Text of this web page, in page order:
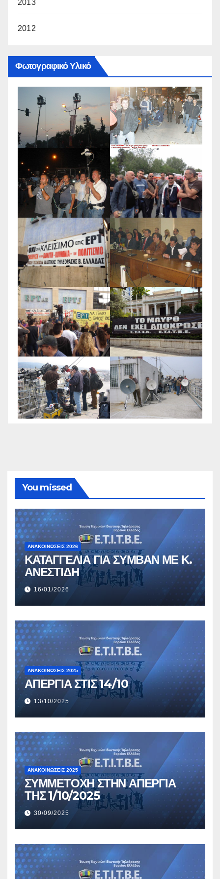
2013
2012
Φωτογραφικό Υλικό
You missed
ΑΝΑΚΟΙΝΏΣΕΙΣ 2026
ΚΑΤΑΓΓΕΛΙΑ ΓΙΑ ΣΥΜΒΑΝ ΜΕ Κ.
ΑΝΕΣΤΙΔΗ
16/01/2026
ΑΝΑΚΟΙΝΏΣΕΙΣ 2025
ΑΠΕΡΓΙΑ ΣΤΙΣ 14/10
13/10/2025
ΑΝΑΚΟΙΝΏΣΕΙΣ 2025
ΣΥΜΜΕΤΟΧΗ ΣΤΗΝ ΑΠΕΡΓΙΑ
ΤΗΣ 1/10/2025
30/09/2025